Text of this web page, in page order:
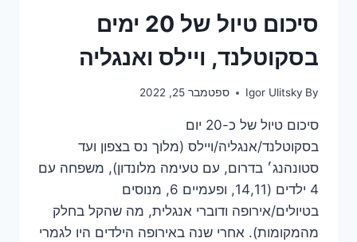
סיכום טיול של 20 ימים
בסקוטלנד, ויילס ואנגליה
By
Igor Ulitsky ספטמבר 25, 2022
סיכום טיול של כ-20 יום
בסקוטלנד/אנגליה/ויילס (מלוך נס בצפון ועד
סטונהנג׳ בדרום, עם טעימה מלונדון), משפחה עם
4 ילדים (14,11, ופעמיים 6, מנוסים
בטיולים/אירופה ודוברי אנגלית, מה שהקל בחלק
מהמקומות). אחרי שנה באירופה הילדים היו לגמרי